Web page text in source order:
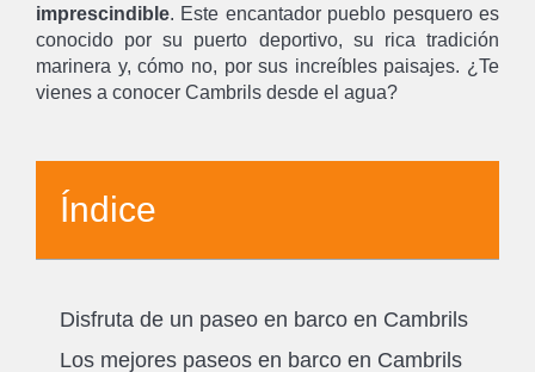
imprescindible. Este encantador pueblo pesquero es
conocido por su puerto deportivo, su rica tradición
marinera y, cómo no, por sus increíbles paisajes. ¿Te
vienes a conocer Cambrils desde el agua?
Índice
Disfruta de un paseo en barco en Cambrils
Los mejores paseos en barco en Cambrils